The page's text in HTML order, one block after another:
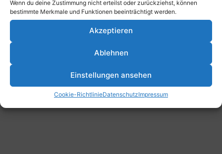
Wenn du deine Zustimmung nicht erteilst oder zurückziehst, können
bestimmte Merkmale und Funktionen beeinträchtigt werden.
Akzeptieren
Ablehnen
Einstellungen ansehen
Cookie-RichtlinieDatenschutzImpressum
Kalender abonnieren